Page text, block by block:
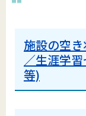
施設の空
／生涯学
等)